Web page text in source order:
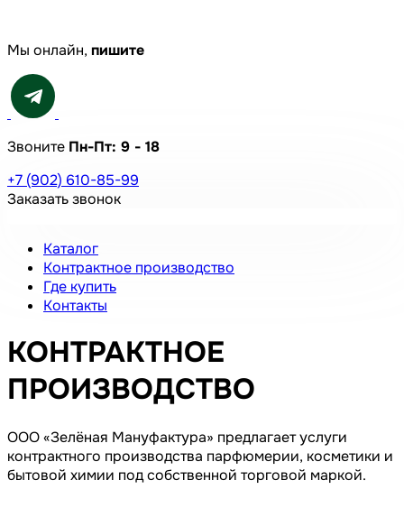
Мы онлайн, пишите
Звоните Пн-Пт: 9 - 18
+7 (902) 610-85-99
Заказать звонок
Каталог
Контрактное производство
Где купить
Контакты
КОНТРАКТНОЕ
ПРОИЗВОДСТВО
ООО «Зелёная Мануфактура» предлагает услуги
контрактного производства парфюмерии, косметики и
бытовой химии под собственной торговой маркой.